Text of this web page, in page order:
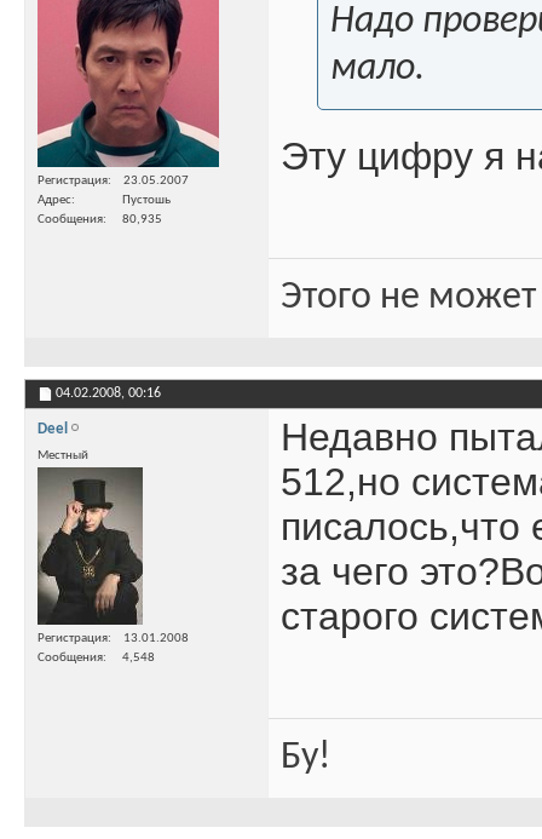
Регистрация
23.05.2007
Адрес
Пустошь
Сообщения
80,935
Надо
мало.
Эту цифру я
Этого не
04.02.2008, 00:16
Deel
Местный
Регистрация
13.01.2008
Сообщения
4,548
Недавно
512,но
за чего
старого
Бу!